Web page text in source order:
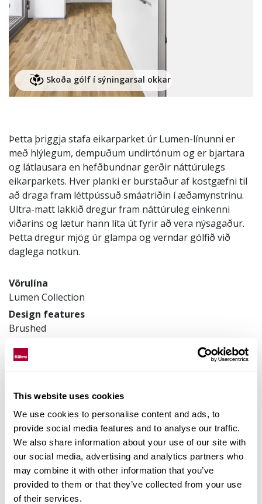
This website uses cookies
We use cookies to personalise content and ads, to
provide social media features and to analyse our traffic.
We also share information about your use of our site with
our social media, advertising and analytics partners who
may combine it with other information that you’ve
provided to them or that they’ve collected from your use
of their services.
Skoða gólf í sýningarsal okkar
Þetta þriggja stafa eikarparket úr Lumen-línunni er
með hlýlegum, dempuðum undirtónum og er bjartara
og látlausara en hefðbundnar gerðir náttúrulegs
eikarparkets. Hver planki er burstaður af kostgæfni til
að draga fram léttpússuð smáatriðin í æðamynstrinu.
Ultra-matt lakkið dregur fram náttúruleg einkenni
viðarins og lætur hann líta út fyrir að vera nýsagaður.
Þetta dregur mjög úr glampa og verndar gólfið við
daglega notkun.
Vörulína
Lumen Collection
Design features
Brushed
Framkvæmdir
3-layer
Vörunúmer
Staðreyndir um vöruna
Parketlögn og viðhald